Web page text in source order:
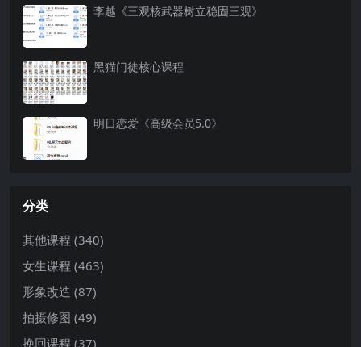
李越《三观核武器树立稳固三观》
黑猫门徒核心课程
明日恋爱《高级会员5.0》
分类
其他课程 (340)
女生课程 (463)
形象改造 (87)
拍摄修图 (49)
挽回课程 (37)